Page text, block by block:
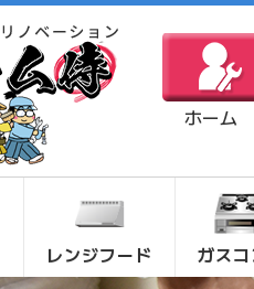
ホーム
レンジフード ガス